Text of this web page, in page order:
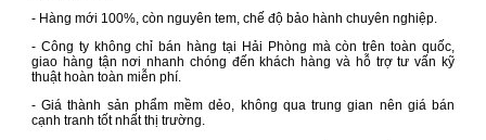
- Hàng mới 100%, còn nguyên tem, chế độ bảo hành chuyên nghiệp.
- Công ty không chỉ bán hàng tại Hải Phòng mà còn trên toàn quốc,
giao hàng tận nơi nhanh chóng đến khách hàng và hỗ trợ tư vấn kỹ
thuật hoàn toàn miễn phí.
- Giá thành sản phẩm mềm dẻo, không qua trung gian nên giá bán
cạnh tranh tốt nhất thị trường.